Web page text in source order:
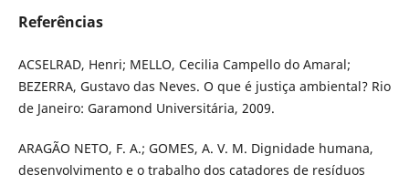
Referências
ACSELRAD, Henri; MELLO, Cecilia Campello do Amaral;
BEZERRA, Gustavo das Neves. O que é justiça ambiental? Rio
de Janeiro: Garamond Universitária, 2009.
ARAGÃO NETO, F. A.; GOMES, A. V. M. Dignidade humana,
desenvolvimento e o trabalho dos catadores de resíduos